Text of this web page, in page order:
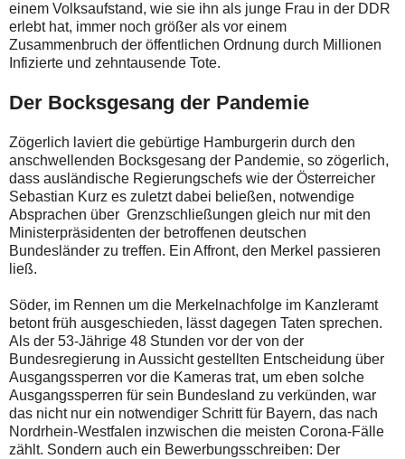
einem Volksaufstand, wie sie ihn als junge Frau in der DDR
erlebt hat, immer noch größer als vor einem
Zusammenbruch der öffentlichen Ordnung durch Millionen
Infizierte und zehntausende Tote.
Der Bocksgesang der Pandemie
Zögerlich laviert die gebürtige Hamburgerin durch den
anschwellenden Bocksgesang der Pandemie, so zögerlich,
dass ausländische Regierungschefs wie der Österreicher
Sebastian Kurz es zuletzt dabei beließen, notwendige
Absprachen über Grenzschließungen gleich nur mit den
Ministerpräsidenten der betroffenen deutschen
Bundesländer zu treffen. Ein Affront, den Merkel passieren
ließ.
Söder, im Rennen um die Merkelnachfolge im Kanzleramt
betont früh ausgeschieden, lässt dagegen Taten sprechen.
Als der 53-Jährige 48 Stunden vor der von der
Bundesregierung in Aussicht gestellten Entscheidung über
Ausgangssperren vor die Kameras trat, um eben solche
Ausgangssperren für sein Bundesland zu verkünden, war
das nicht nur ein notwendiger Schritt für Bayern, das nach
Nordrhein-Westfalen inzwischen die meisten Corona-Fälle
zählt. Sondern auch ein Bewerbungsschreiben: Der